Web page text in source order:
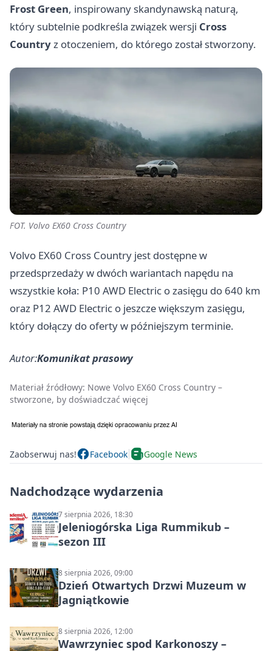
Frost Green, inspirowany skandynawską naturą,
który subtelnie podkreśla związek wersji Cross
Countryz otoczeniem, do którego został stworzony.
FOT. Volvo EX60 Cross Country
Volvo EX60 Cross Country jest dostępne w
przedsprzedaży w dwóch wariantach napędu na
wszystkie koła: P10 AWD Electric o zasięgu do 640 km
oraz P12 AWD Electric o jeszcze większym zasięgu,
który dołączy do oferty w późniejszym terminie.
Autor:Komunikat prasowy
Materiał źródłowy: Nowe Volvo EX60 Cross Country –
stworzone, by doświadczać więcej
Zaobserwuj nas! Facebook Google News
Nadchodzące wydarzenia
7 sierpnia 2026, 18:30
Jeleniogórska Liga Rummikub –
sezon III
8 sierpnia 2026, 09:00
Dzień Otwartych Drzwi Muzeum w
Jagniątkowie
8 sierpnia 2026, 12:00
Wawrzyniec spod Karkonoszy –